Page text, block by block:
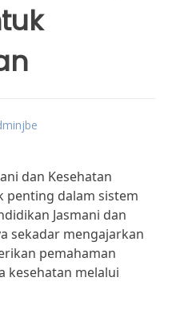
dan Kesehatan
penting dalam sistem
Jasmani dan
sekadar mengajarkan
pemahaman
kesehatan melalui